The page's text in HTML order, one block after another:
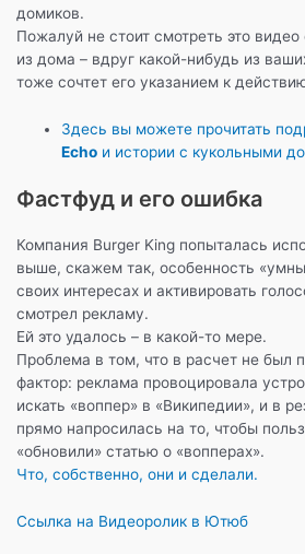
домиков.
Пожалуй не стоит смотреть это
из дома – вдруг какой-нибудь из
тоже сочтет его указанием к
Здесь вы можете прочитать
Echo и истории с кукольными
Фастфуд и его ошибка
Компания Burger King попыталась
выше, скажем так, особенность
своих интересах и активировать
смотрел рекламу.
Ей это удалось – в какой-то мере.
Проблема в том, что в расчет не был
фактор: реклама провоцировала
искать «воппер» в «Википедии», и в
прямо напросилась на то, чтобы
«обновили» статью о «вопперах».
Что, собственно, они и сделали.
Ссылка на Видеоролик в Ютюб